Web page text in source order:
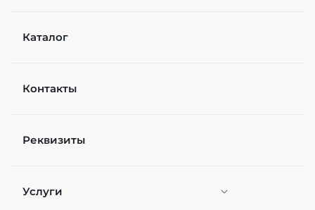
Каталог
Контакты
Реквизиты
Услуги